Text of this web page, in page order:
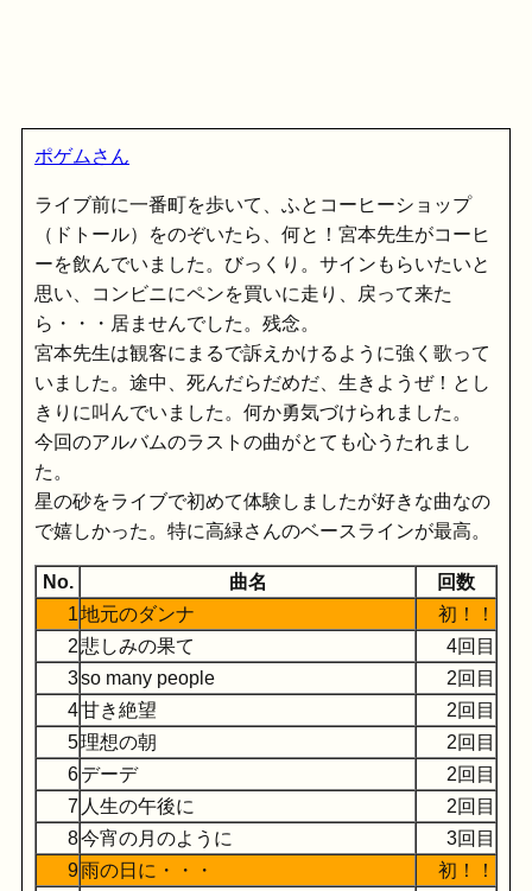
ポゲムさん
ライブ前に一番町を歩いて、ふとコーヒーショップ
（ドトール）をのぞいたら、何と！宮本先生がコーヒ
ーを飲んでいました。びっくり。サインもらいたいと
思い、コンビニにペンを買いに走り、戻って来た
ら・・・居ませんでした。残念。
宮本先生は観客にまるで訴えかけるように強く歌って
いました。途中、死んだらだめだ、生きようぜ！とし
きりに叫んでいました。何か勇気づけられました。
今回のアルバムのラストの曲がとても心うたれまし
た。
星の砂をライブで初めて体験しましたが好きな曲なの
で嬉しかった。特に高緑さんのベースラインが最高。
No. 曲名
回数
1地元のダンナ
初！！
2悲しみの果て
4回目
3so many people
2回目
4甘き絶望
2回目
5理想の朝
2回目
6デーデ
2回目
7 人生の午後に
2回目
8今宵の月のように
3回目
9雨の日に・・・
初！！